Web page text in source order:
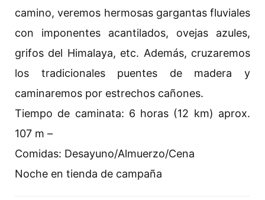
camino, veremos hermosas gargantas fluviales
con imponentes acantilados, ovejas azules,
grifos del Himalaya, etc. Además, cruzaremos
los tradicionales puentes de madera y
caminaremos por estrechos cañones.
Tiempo de caminata: 6 horas (12 km) aprox.
107 m –
Comidas: Desayuno/Almuerzo/Cena
Noche en tienda de campaña